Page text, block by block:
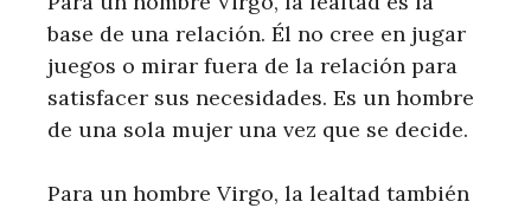
base de una relación. Él no cree en jugar
juegos o mirar fuera de la relación para
satisfacer sus necesidades. Es un hombre
de una sola mujer una vez que se decide.
Para un hombre Virgo, la lealtad también